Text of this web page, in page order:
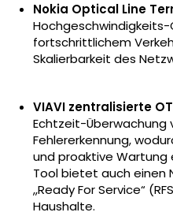
Nokia Optical Line
fortschrittlichem
Skalierbarkeit des
VIAVI zentralisierte
Echtzeit-Überwachung
Fehlererkennung,
und proaktive Wartung
Tool bietet auch einen
„Ready For Service“
Haushalte.